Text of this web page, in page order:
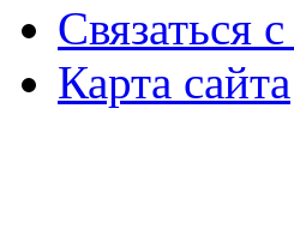
Связаться
Карта сайта